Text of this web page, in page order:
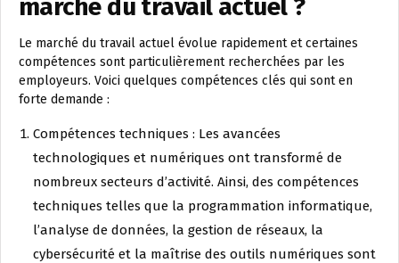
marché du travail actuel ?
Le marché du travail actuel évolue rapidement et certaines
compétences sont particulièrement recherchées par les
employeurs. Voici quelques compétences clés qui sont en
forte demande :
Compétences techniques : Les avancées
technologiques et numériques ont transformé de
nombreux secteurs d’activité. Ainsi, des compétences
techniques telles que la programmation informatique,
l’analyse de données, la gestion de réseaux, la
cybersécurité et la maîtrise des outils numériques sont